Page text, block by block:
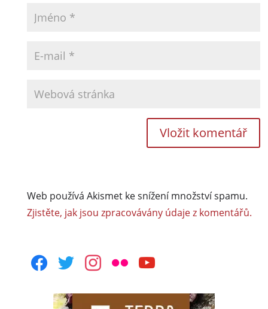
Web používá Akismet ke snížení množství spamu.
Zjistěte, jak jsou zpracovávány údaje z komentářů.
facebooktwitterinstagram
flickr youtube